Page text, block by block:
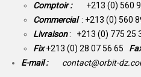
Comptoir : +213 (0) 560
Commercial : +213 (0) 560
Livraison: +213 (0) 775 25
Fix +213 (0) 28 07 56 65
E-mail :
contact@orbit-